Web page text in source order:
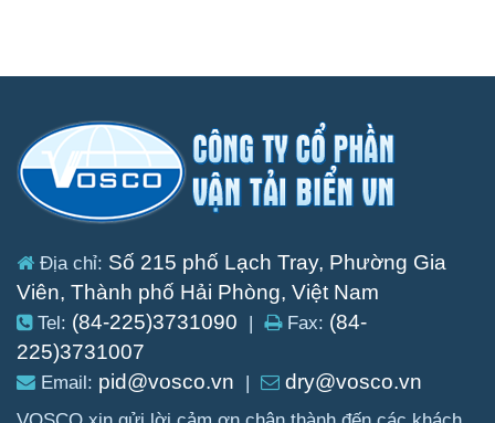
Địa chỉ: Số 215 phố Lạch Tray, Phường Gia
Viên, Thành phố Hải Phòng, Việt Nam
Tel: (84-225)3731090 | Fax: (84-
225)3731007
Email: pid@vosco.vn | dry@vosco.vn